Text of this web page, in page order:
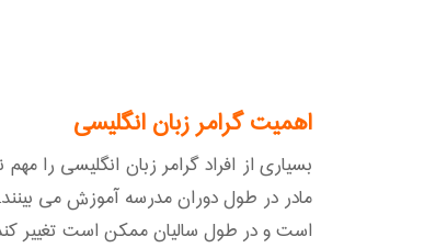
اهمیت گرامر زبان انگلیسی
بسیاری از افراد گرامر زبان انگلیسی را
مادر در طول دوران مدرسه آموزش می
است و در طول سالیان ممکن است تغییر